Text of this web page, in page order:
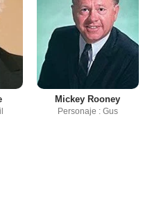
Mickey Rooney
Personaje : Gus